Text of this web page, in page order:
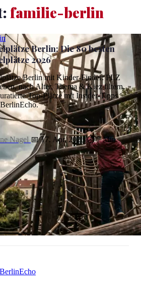
familie-berlin
Berlin: Die 80 besten
2026
Berlin mit Kinder-Finder: PLZ
nach Alter, Thema & Kiez filtern.
Top-Plätze mit Insider-Tipps
Nagel 📅 17. Apr. 2026 ⏱ 7 Min.